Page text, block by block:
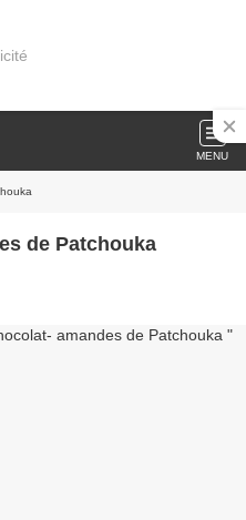
MENU
de Patchouka